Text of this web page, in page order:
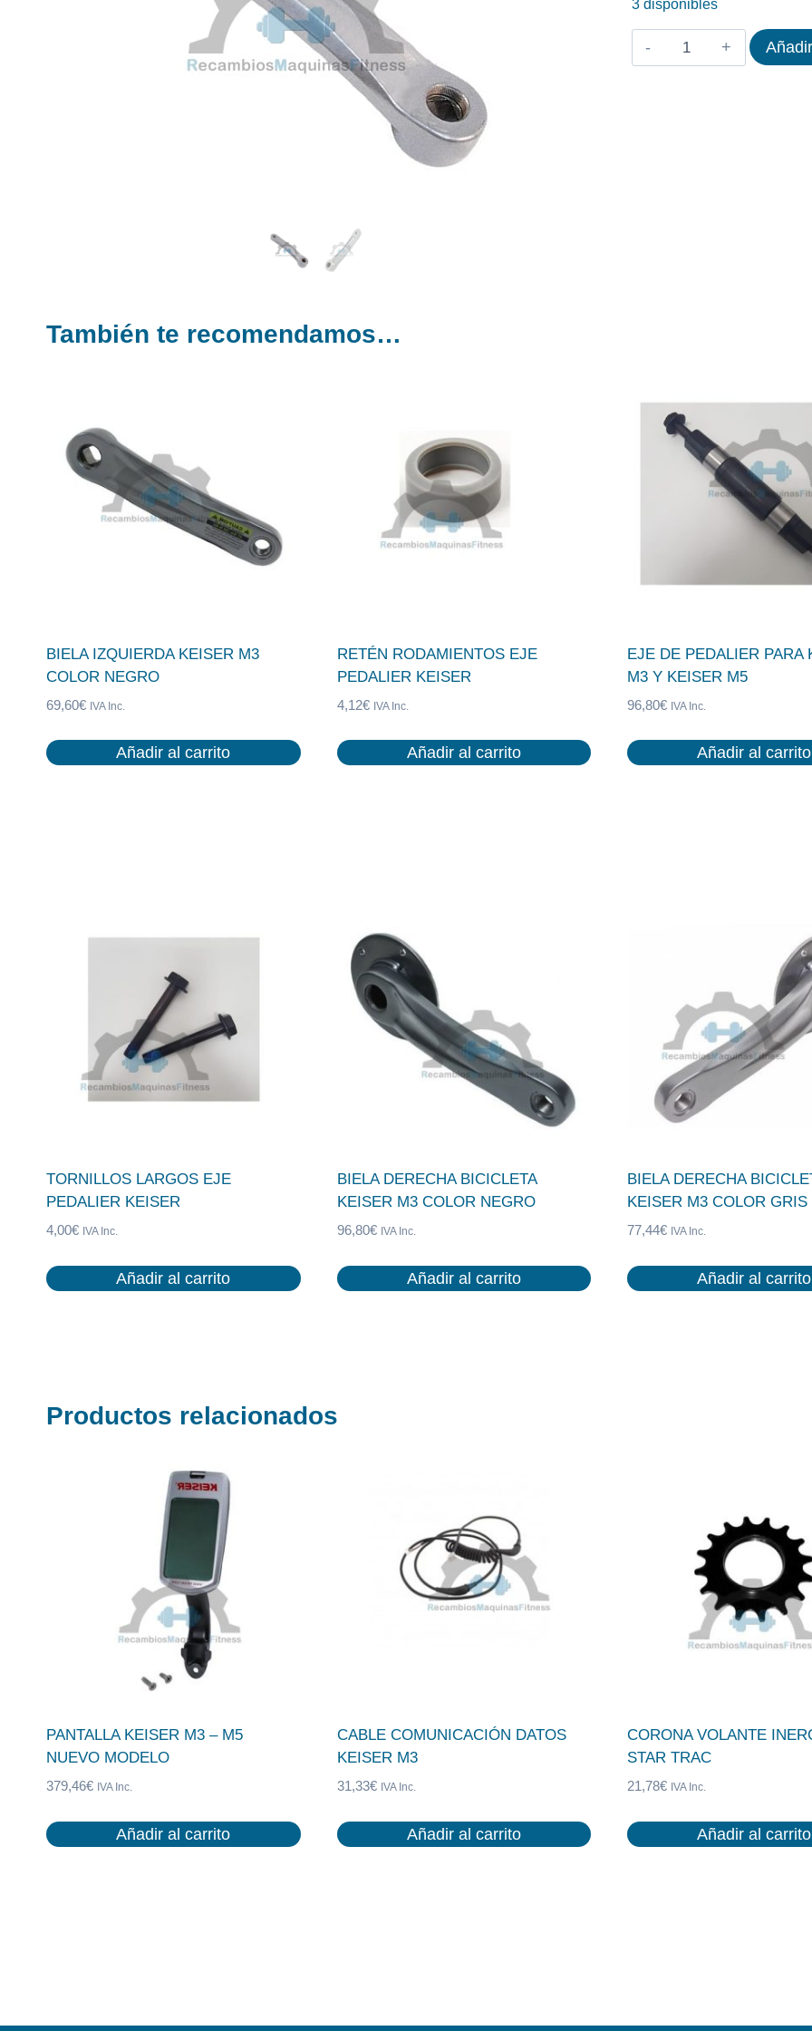
3 disponibles
BIELA
IZQUIERDA
También te recomendamos…
BIELA IZQUIERDA KEISER M3
COLOR NEGRO
69,60€ IVA Inc.
Añadir al carrito
RETÉN RODAMIENTOS EJE
PEDALIER KEISER
4,12€ IVA Inc.
Añadir al carrito
EJE DE PEDALIER PARA
M3 Y KEISER M5
96,80€ IVA Inc.
Añadir al carrito
TORNILLOS LARGOS EJE
PEDALIER KEISER
4,00€ IVA Inc.
Añadir al carrito
BIELA DERECHA BICICLETA
KEISER M3 COLOR NEGRO
96,80€ IVA Inc.
Añadir al carrito
BIELA DERECHA
KEISER M3 COLOR GRIS
77,44€ IVA Inc.
Añadir al carrito
Productos relacionados
PANTALLA KEISER M3 – M5
NUEVO MODELO
379,46€ IVA Inc.
Añadir al carrito
CABLE COMUNICACIÓN DATOS
KEISER M3
31,33€ IVA Inc.
Añadir al carrito
CORONA VOLANTE
STAR TRAC
21,78€ IVA Inc.
Añadir al carrito